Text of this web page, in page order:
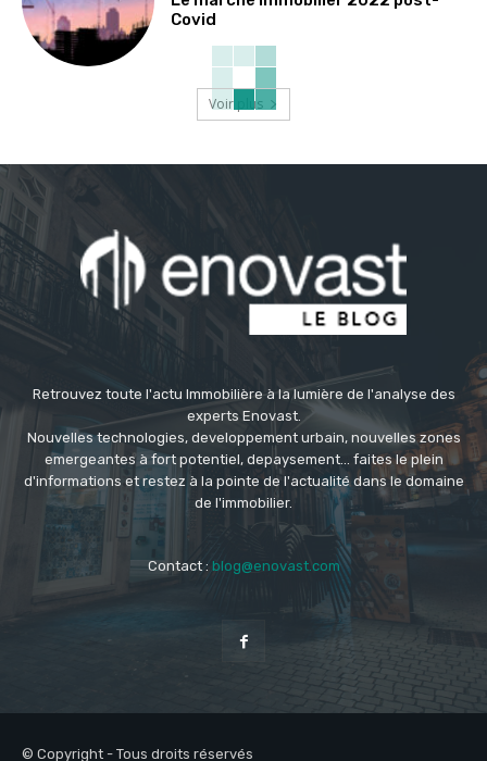
Covid
Voir plus
Retrouvez toute l'actu Immobilière à la lumière de l'analyse des
experts Enovast.
Nouvelles technologies, developpement urbain, nouvelles zones
emergeantes à fort potentiel, depaysement... faites le plein
d'informations et restez à la pointe de l'actualité dans le domaine
de l'immobilier.
Contact : blog@enovast.com
© Copyright - Tous droits réservés